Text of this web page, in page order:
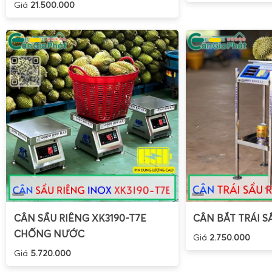
Giá 21.500.000
CÂN SẦU RIÊNG XK3190-T7E
CHỐNG NƯỚC
Giá 5.720.000
CÂN BẮT TRÁI
Giá 2.750.000